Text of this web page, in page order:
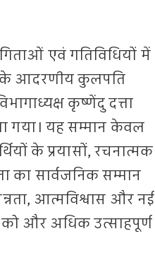
एवं गतिविधियों में
के आदरणीय कुलपति
कृष्णेंदु दत्ता
गया। यह सम्मान केवल
के प्रयासों, रचनात्मक
का सार्वजनिक सम्मान
आत्मविश्वास और नई
को और अधिक उत्साहपूर्ण